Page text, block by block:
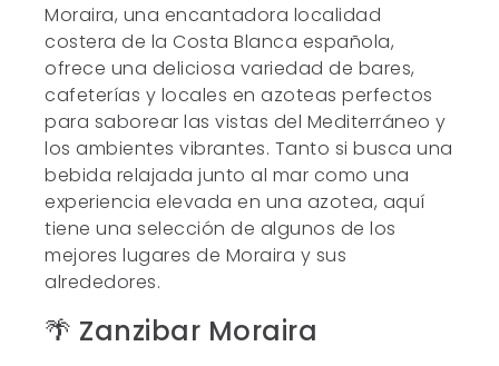
Moraira, una encantadora localidad
costera de la Costa Blanca española,
ofrece una deliciosa variedad de bares,
cafeterías y locales en azoteas perfectos
para saborear las vistas del Mediterráneo y
los ambientes vibrantes. Tanto si busca una
bebida relajada junto al mar como una
experiencia elevada en una azotea, aquí
tiene una selección de algunos de los
mejores lugares de Moraira y sus
alrededores.
🌴 Zanzibar Moraira